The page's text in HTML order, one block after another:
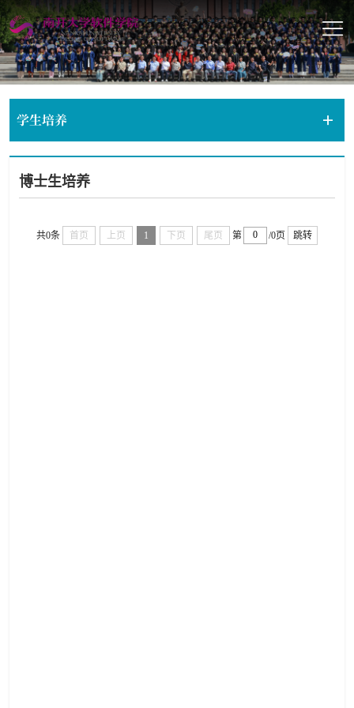
学生培养
博士生培养
共0条 首页 上页 1 下页 尾页 第 /0页 跳转